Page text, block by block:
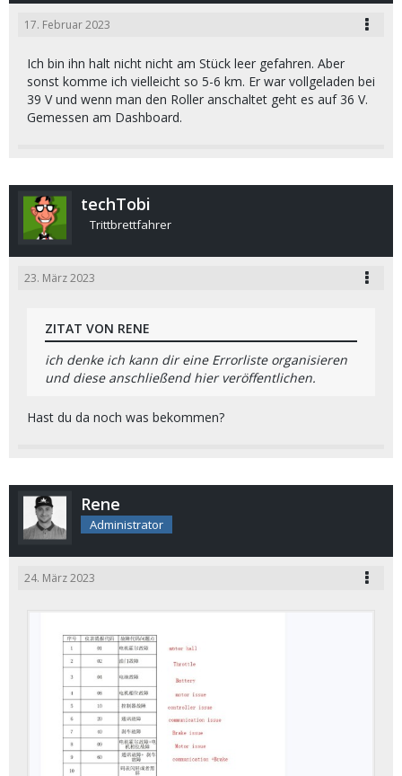
17. Februar 2023
Ich bin ihn halt nicht nicht am Stück leer gefahren. Aber
sonst komme ich vielleicht so 5-6 km. Er war vollgeladen bei
39 V und wenn man den Roller anschaltet geht es auf 36 V.
Gemessen am Dashboard.
techTobi
Trittbrettfahrer
23. März 2023
ZITAT VON RENE
ich denke ich kann dir eine Errorliste organisieren
und diese anschließend hier veröffentlichen.
Hast du da noch was bekommen?
Rene
Administrator
24. März 2023